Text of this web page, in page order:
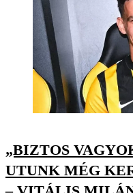
„BIZTOS
UTUNK MÉG